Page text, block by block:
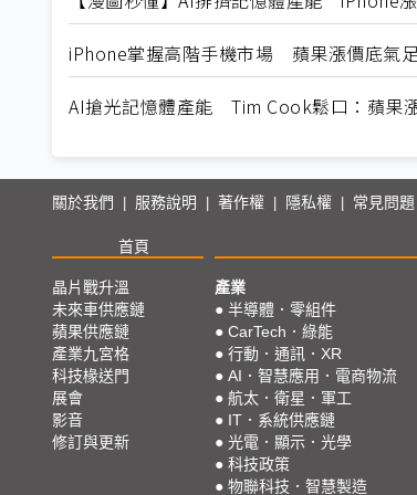
iPhone掌握高階手機市場 蘋果漲價底氣足
AI搶光記憶體產能 Tim Cook鬆口：蘋果
關於我們 服務說明 著作權 隱私權 常見問題
首頁
晶片戰升溫
未來車供應鏈
蘋果供應鏈
產業九宮格
科技椽送門
展會
影音
修訂與更新
產業
● 半導體．零組件
● CarTech．綠能
● 行動．通訊．XR
● AI．智慧應用．電商物流
● 航太．衛星．軍工
● IT．系統供應鏈
● 光電．顯示．光學
● 科技政策
● 物聯科技．智慧製造